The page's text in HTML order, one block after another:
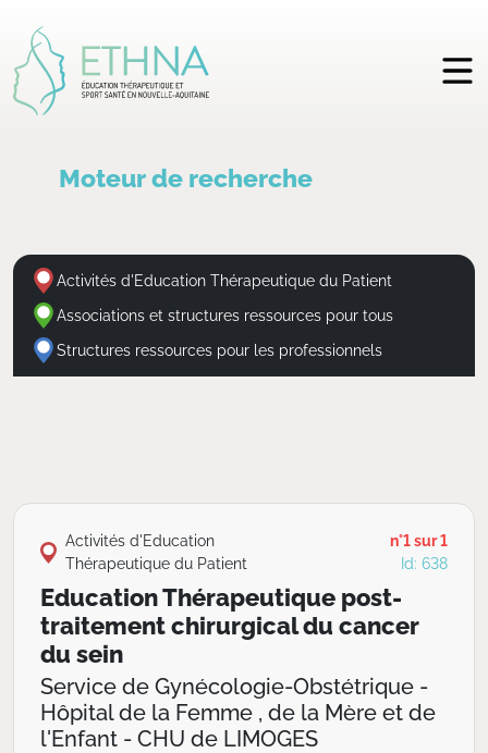
Moteur de recherche
Activités d'Education Thérapeutique du Patient
Associations et structures ressources pour tous
Structures ressources pour les professionnels
Activités d'Education
Thérapeutique du Patient
n°1 sur 1
Id: 638
Education Thérapeutique post-
traitement chirurgical du cancer
du sein
Service de Gynécologie-Obstétrique -
Hôpital de la Femme , de la Mère et de
l'Enfant - CHU de LIMOGES